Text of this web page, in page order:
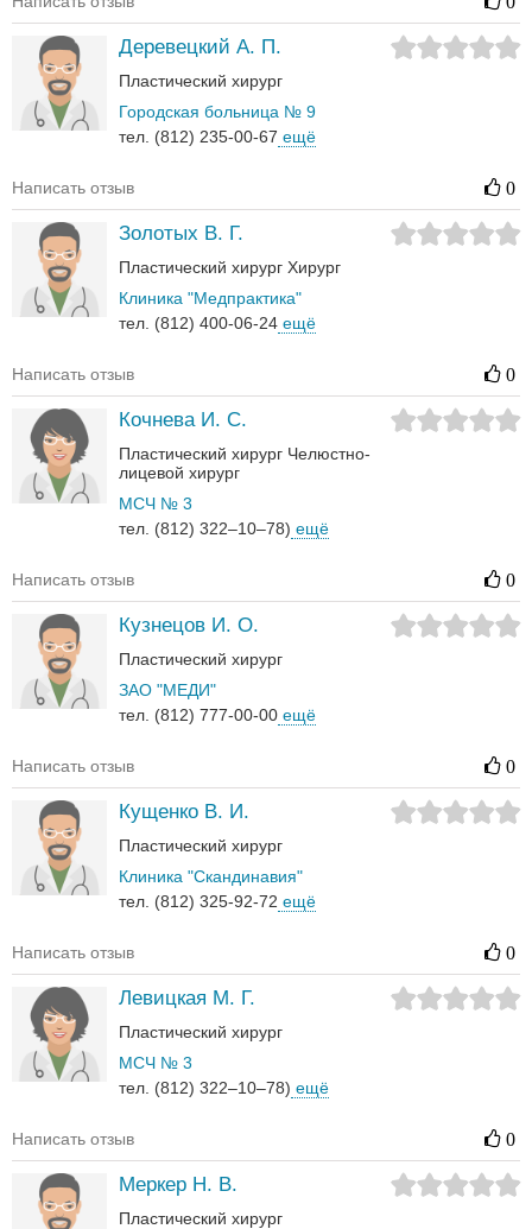
Деревецкий А. П.
Пластический хирург
Городская больница № 9
тел. (812) 235-00-67 ещё
Написать отзыв 0
Золотых В. Г.
Пластический хирург Хирург
Клиника "Медпрактика"
тел. (812) 400-06-24 ещё
Написать отзыв 0
Кочнева И. С.
Пластический хирург Челюстно-
лицевой хирург
МСЧ № 3
тел. (812) 322–10–78) ещё
Написать отзыв 0
Кузнецов И. О.
Пластический хирург
ЗАО "МЕДИ"
тел. (812) 777-00-00 ещё
Написать отзыв 0
Кущенко В. И.
Пластический хирург
Клиника "Скандинавия"
тел. (812) 325-92-72 ещё
Написать отзыв 0
Левицкая М. Г.
Пластический хирург
МСЧ № 3
тел. (812) 322–10–78) ещё
Написать отзыв 0
Меркер Н. В.
Пластический хирург